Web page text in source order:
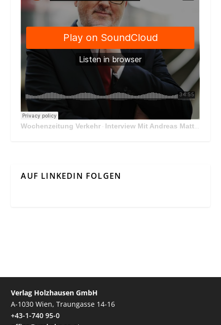
Wochenzeitung Verkehr · Interview Mit Andreas Matthä, CEO der ÖBB Holding
AUF LINKEDIN FOLGEN
Verlag Holzhausen GmbH
A-1030 Wien, Traungasse 14-16
+43-1-740 95-0